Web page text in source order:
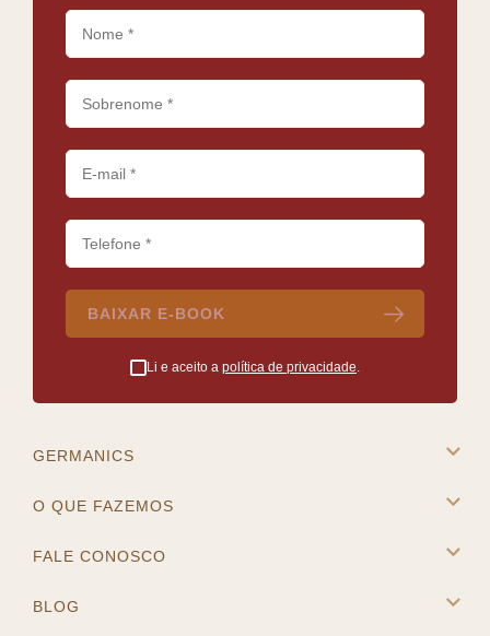
BAIXAR E-BOOK
Li e aceito a política de privacidade.
GERMANICS
O QUE FAZEMOS
FALE CONOSCO
BLOG